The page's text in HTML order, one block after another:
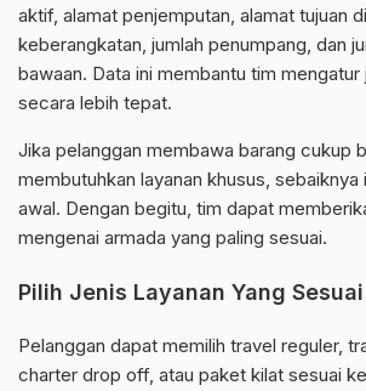
aktif, alamat penjemputan, alamat tujuan
keberangkatan, jumlah penumpang, dan
bawaan. Data ini membantu tim mengatur
secara lebih tepat.
Jika pelanggan membawa barang cukup
membutuhkan layanan khusus,
awal. Dengan begitu, tim dapat
mengenai armada yang paling sesuai.
Pilih Jenis Layanan Yang Sesuai
Pelanggan dapat memilih travel reguler,
charter drop off, atau paket kilat sesuai